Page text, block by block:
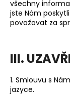
všechny
jste Nám
považovat za
III.
1. Smlouvu s
jazyce.